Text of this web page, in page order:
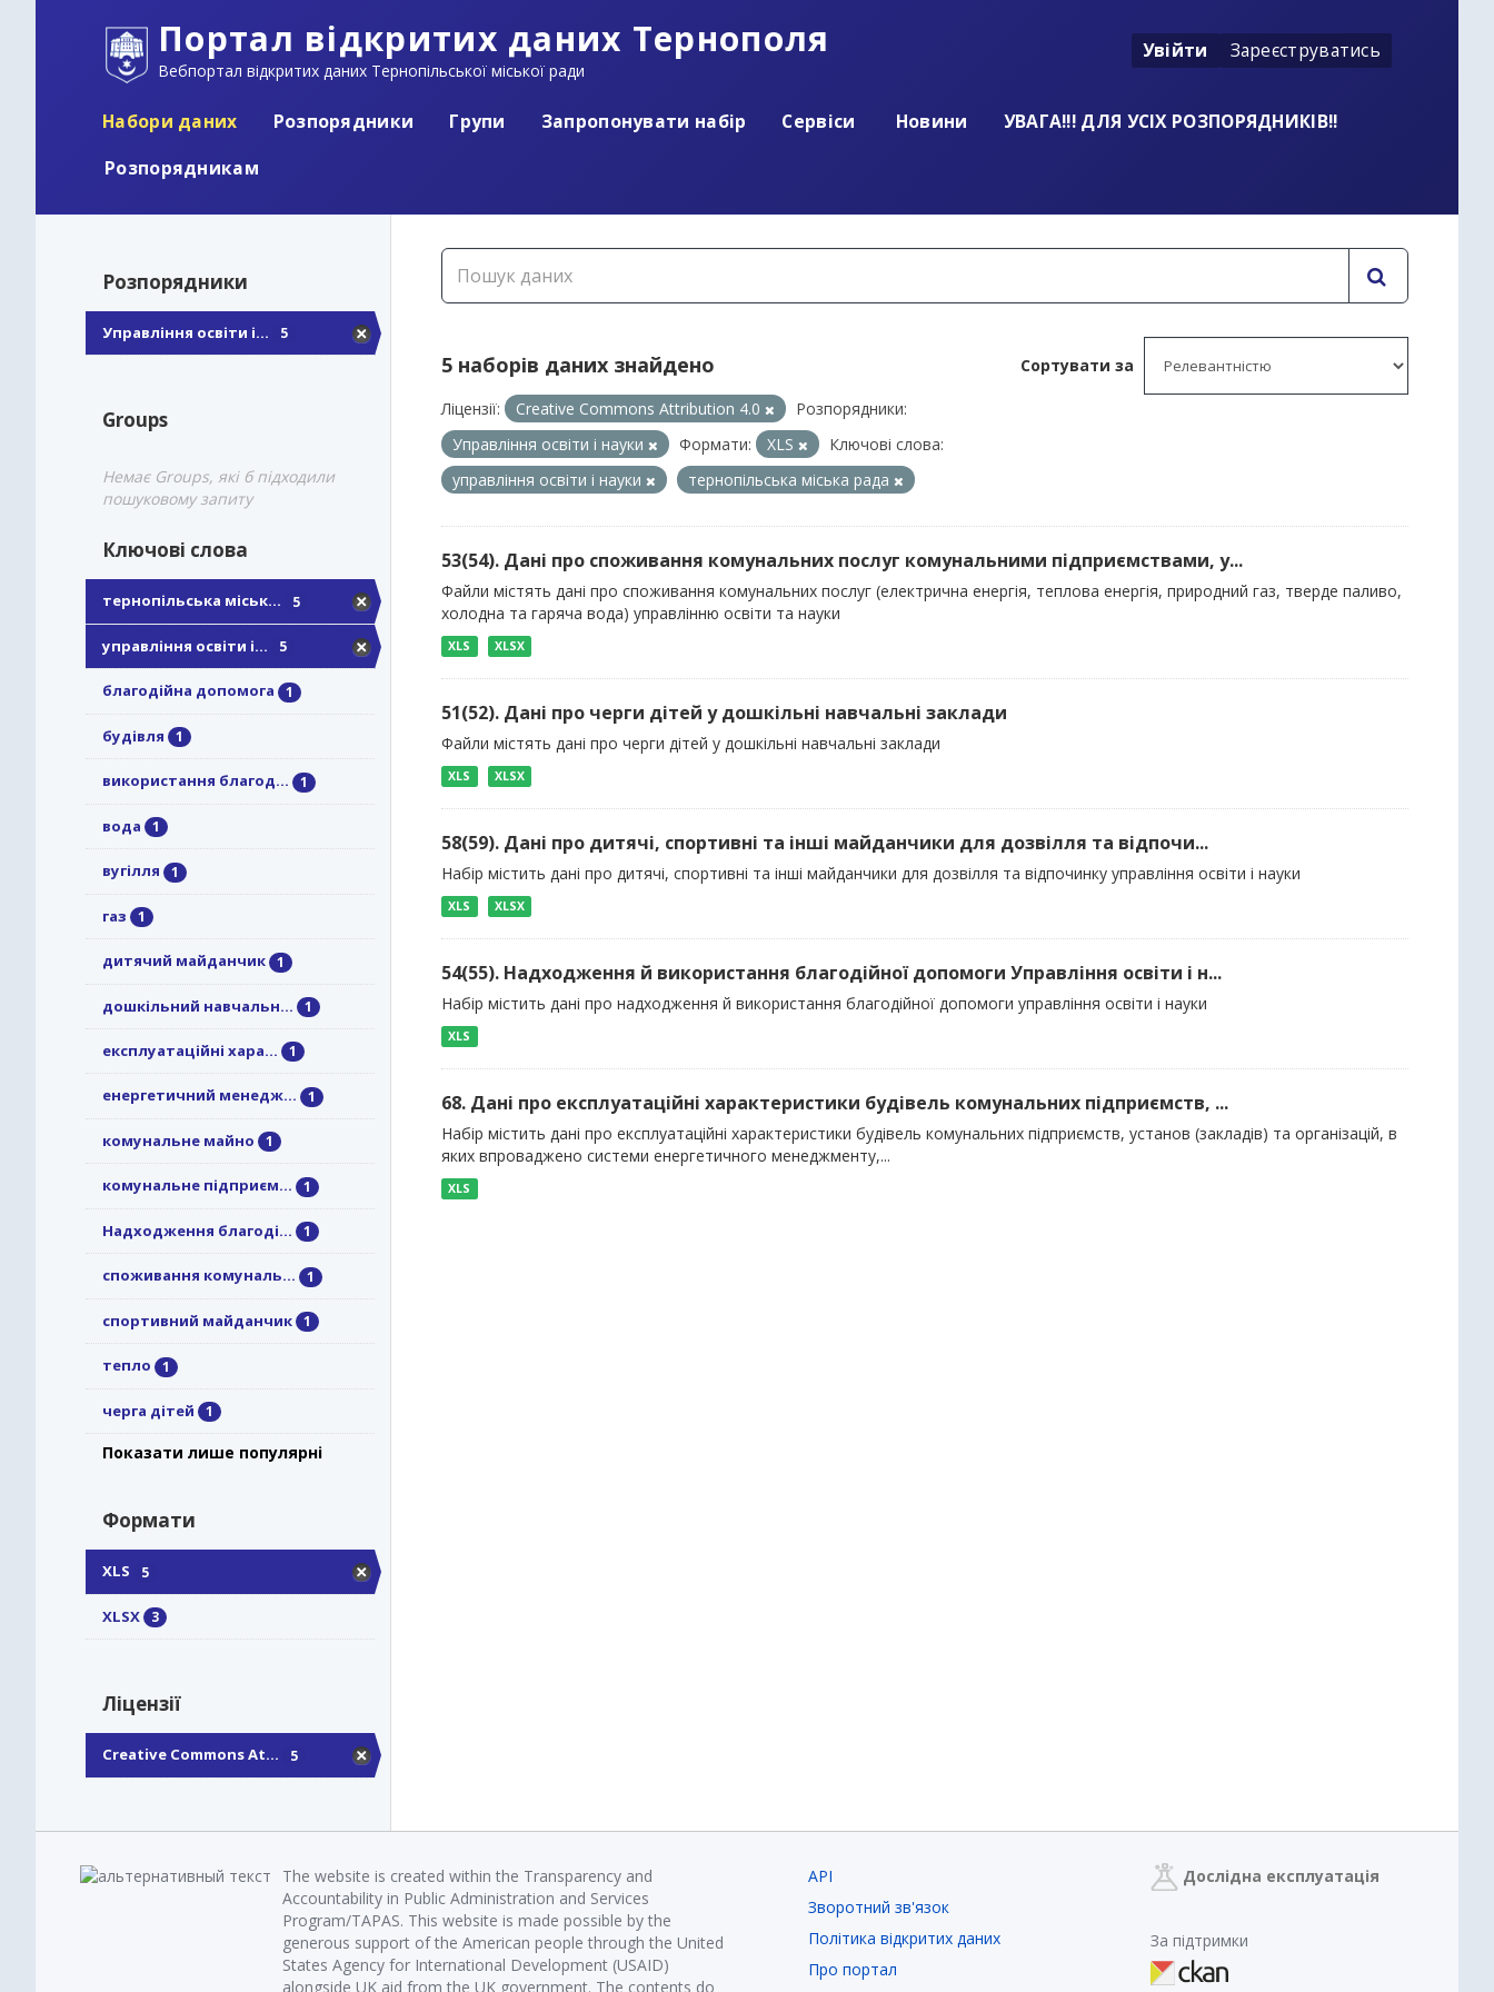
Портал відкритих даних Тернополя
Вебпортал відкритих даних Тернопільської міської ради
Увійти Зареєструватись
Набори даних Розпорядники Групи Запропонувати набір Сервіси Новини
УВАГА!!! ДЛЯ УСІХ РОЗПОРЯДНИКІВ!!
Розпорядникам
Розпорядники
Управління освіти і... 5
Groups
Немає Groups, які б підходили
пошуковому запиту
Ключові слова
тернопільська міськ... 5
управління освіти і... 5
благодійна допомога 1
будівля 1
використання благод... 1
вода 1
вугілля 1
газ 1
дитячий майданчик 1
дошкільний навчальн... 1
експлуатаційні хара... 1
енергетичний менедж... 1
комунальне майно 1
комунальне підприєм... 1
Надходження благоді... 1
споживання комуналь... 1
спортивний майданчик 1
тепло 1
черга дітей 1
Показати лише популярні
Формати
XLS 5
XLSX 3
Ліцензії
Creative Commons At... 5
Сортувати за
5 наборів даних знайдено
Ліцензії: Creative Commons Attribution 4.0
Розпорядники:
Управління освіти і науки
Формати: XLS
Ключові слова:
управління освіти і науки
тернопільська міська рада
53(54). Дані про споживання комунальних послуг комунальними підприємствами, у...
Файли містять дані про споживання комунальних послуг (електрична енергія, теплова енергія, природний газ, тверде паливо,
холодна та гаряча вода) управлінню освіти та науки
XLS XLSX
51(52). Дані про черги дітей у дошкільні навчальні заклади
Файли містять дані про черги дітей у дошкільні навчальні заклади
XLS XLSX
58(59). Дані про дитячі, спортивні та інші майданчики для дозвілля та відпочи...
Набір містить дані про дитячі, спортивні та інші майданчики для дозвілля та відпочинку управління освіти і науки
XLS XLSX
54(55). Надходження й використання благодійної допомоги Управління освіти і н...
Набір містить дані про надходження й використання благодійної допомоги управління освіти і науки
XLS
68. Дані про експлуатаційні характеристики будівель комунальних підприємств, ...
Набір містить дані про експлуатаційні характеристики будівель комунальних підприємств, установ (закладів) та організацій, в
яких впроваджено системи енергетичного менеджменту,...
XLS
The website is created within the Transparency and
Accountability in Public Administration and Services
Program/TAPAS. This website is made possible by the
generous support of the American people through the United
States Agency for International Development (USAID)
alongside UK aid from the UK government. The contents do
API
Зворотний зв'язок
Політика відкритих даних
Про портал
Дослідна експлуатація
За підтримки